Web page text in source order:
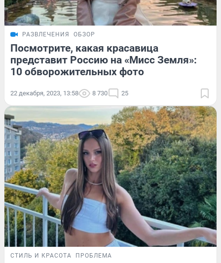
РАЗВЛЕЧЕНИЯ ОБЗОР
Посмотрите, какая красавица
представит Россию на «Мисс Земля»:
10 обворожительных фото
22 декабря, 2023, 13:58 8 730 25
СТИЛЬ И КРАСОТА ПРОБЛЕМА